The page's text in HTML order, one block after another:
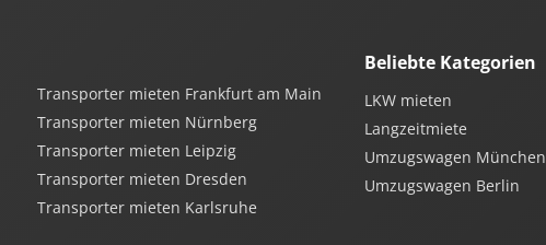
Transporter mieten Frankfurt am Main
Transporter mieten Nürnberg
Transporter mieten Leipzig
Transporter mieten Dresden
Transporter mieten Karlsruhe
Beliebte Kategorien
LKW mieten
Langzeitmiete
Umzugswagen München
Umzugswagen Berlin